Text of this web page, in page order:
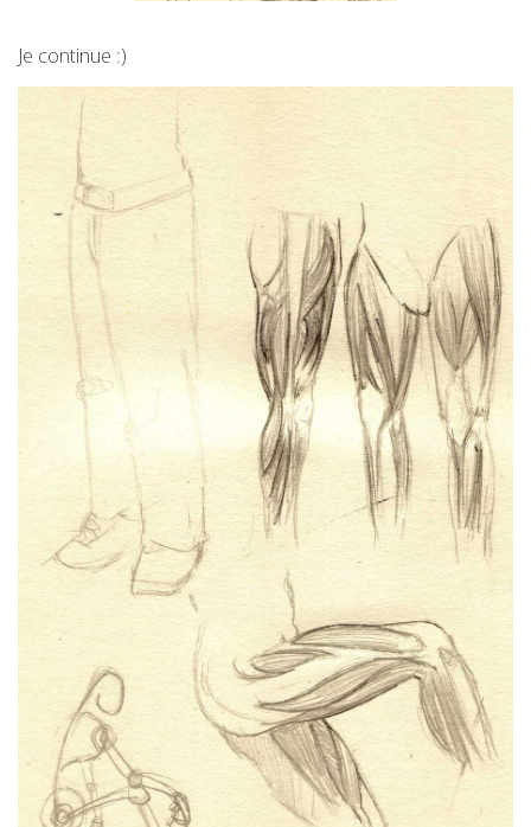
Je continue :)